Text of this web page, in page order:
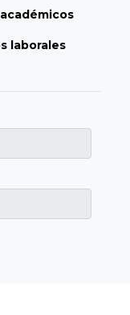
laborales